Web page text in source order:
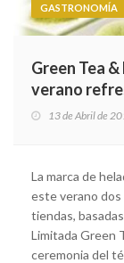
GASTRONOMÍA
Green Tea
verano
13 de Abril de
La marca de
este verano dos
tiendas,
Limitada Green
ceremonia del